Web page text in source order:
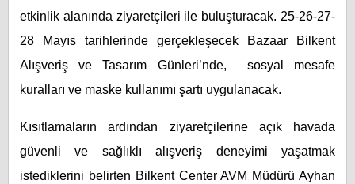
etkinlik alanında ziyaretçileri ile buluşturacak. 25-26-27-
28 Mayıs tarihlerinde gerçekleşecek Bazaar Bilkent
Alışveriş ve Tasarım Günleri’nde, sosyal mesafe
kuralları ve maske kullanımı şartı uygulanacak.
Kısıtlamaların ardından ziyaretçilerine açık havada
güvenli ve sağlıklı alışveriş deneyimi yaşatmak
istediklerini belirten Bilkent Center AVM Müdürü Ayhan